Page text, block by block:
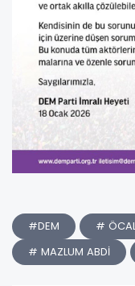
#DEM #
# MAZLUM ABDİ